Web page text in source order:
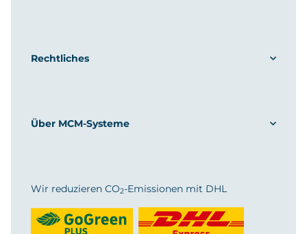
Rechtliches
Über MCM-Systeme
Wir reduzieren CO2-Emissionen mit DHL